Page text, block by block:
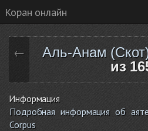
Коран онлайн
← Аль-Анам
из
Информация
Подробная информация об
Corpus